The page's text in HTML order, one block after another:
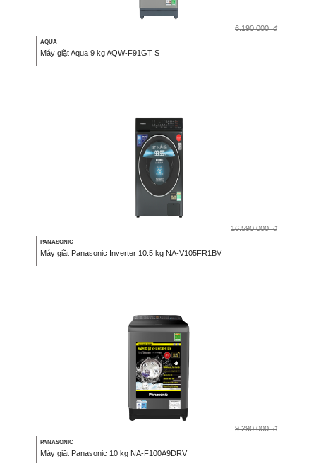
6.190.000 đ
AQUA
Máy giặt Aqua 9 kg AQW-F91GT S
16.590.000 đ
PANASONIC
Máy giặt Panasonic Inverter 10.5 kg NA-V105FR1BV
9.290.000 đ
PANASONIC
Máy giặt Panasonic 10 kg NA-F100A9DRV